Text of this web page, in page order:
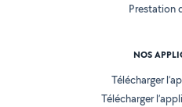
Prestation
NOS
Télécharger
Télécharger